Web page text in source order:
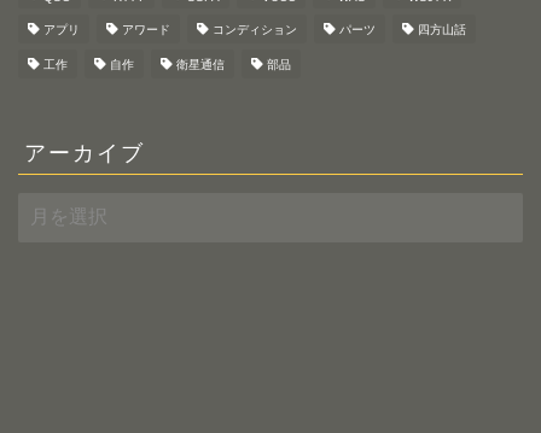
アプリ アワード コンディション パーツ 四方山話
工作 自作 衛星通信 部品
アーカイブ
ア
ー